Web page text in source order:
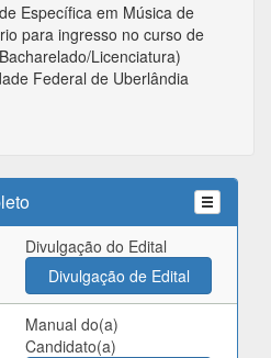
Específica em Música de
para ingresso no curso de
Licenciatura)
Federal de Uberlândia
Divulgação do Edital
Divulgação de Edital
Manual do(a)
Candidato(a)